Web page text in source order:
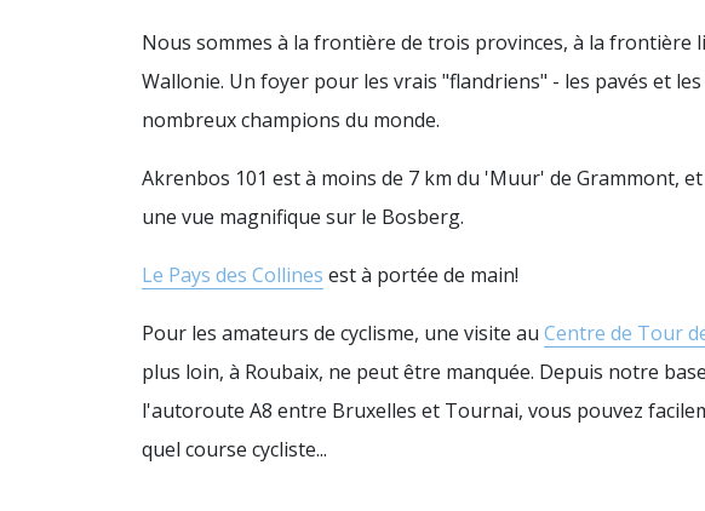
Nous sommes à la frontière de trois provinces, à la frontière
Wallonie. Un foyer pour les vrais "flandriens" - les pavés et
nombreux champions du monde.
Akrenbos 101 est à moins de 7 km du 'Muur' de Grammont,
une vue magnifique sur le Bosberg.
Le Pays des Collines est à portée de main!
Pour les amateurs de cyclisme, une visite au Centre de Tour
plus loin, à Roubaix, ne peut être manquée. Depuis notre
l'autoroute A8 entre Bruxelles et Tournai, vous pouvez
quel course cycliste...